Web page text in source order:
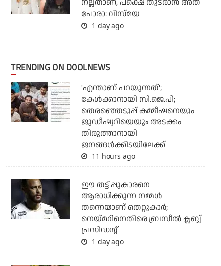
നല്ലതാണ്, പക്ഷെ തുടരാൻ അത്
പോരാ: വിസ്മയ
1 day ago
TRENDING ON DOOLNEWS
'എന്താണ് പറയുന്നത്';
കേള്‍ക്കാനായി സി.ജെ.പി;
തെരഞ്ഞെടുപ്പ് കമ്മീഷനെയും
ജുഡീഷ്യറിയെയും അടക്കം
തിരുത്താനായി
ജനങ്ങള്‍ക്കിടയിലേക്ക്
11 hours ago
ഈ തട്ടിപ്പുകാരനെ
ആരാധിക്കുന്ന നമ്മള്‍
തന്നെയാണ് തെറ്റുകാര്‍;
നെയ്മറിനെതിരെ ബ്രസീല്‍ ക്ലബ്ബ്
പ്രസിഡന്റ്
1 day ago